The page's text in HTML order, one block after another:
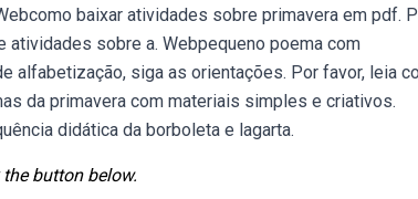
baixar atividades sobre primavera em pdf.
atividades sobre a. Webpequeno poema com
alfabetização, siga as orientações. Por favor, leia
da primavera com materiais simples e criativos.
didática da borboleta e lagarta.
button below.